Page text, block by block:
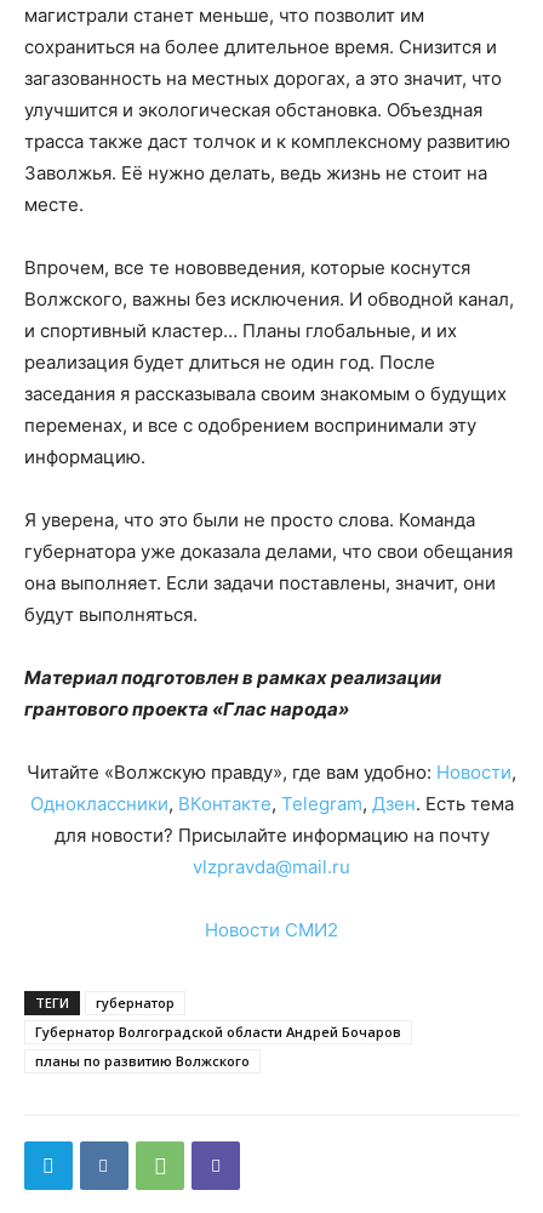
магистрали станет меньше, что позволит им
сохраниться на более длительное время. Снизится и
загазованность на местных дорогах, а это значит, что
улучшится и экологическая обстановка. Объездная
трасса также даст толчок и к комплексному развитию
Заволжья. Её нужно делать, ведь жизнь не стоит на
месте.
Впрочем, все те нововведения, которые коснутся
Волжского, важны без исключения. И обводной канал,
и спортивный кластер… Планы глобальные, и их
реализация будет длиться не один год. После
заседания я рассказывала своим знакомым о будущих
переменах, и все с одобрением воспринимали эту
информацию.
Я уверена, что это были не просто слова. Команда
губернатора уже доказала делами, что свои обещания
она выполняет. Если задачи поставлены, значит, они
будут выполняться.
Материал подготовлен в рамках реализации
грантового проекта «Глас народа»
Читайте «Волжскую правду», где вам удобно: Новости,
Одноклассники, ВКонтакте, Telegram, Дзен. Есть тема
для новости? Присылайте информацию на почту
vlzpravda@mail.ru
Новости СМИ2
ТЕГИ
губернатор
Губернатор Волгоградской области Андрей Бочаров
планы по развитию Волжского